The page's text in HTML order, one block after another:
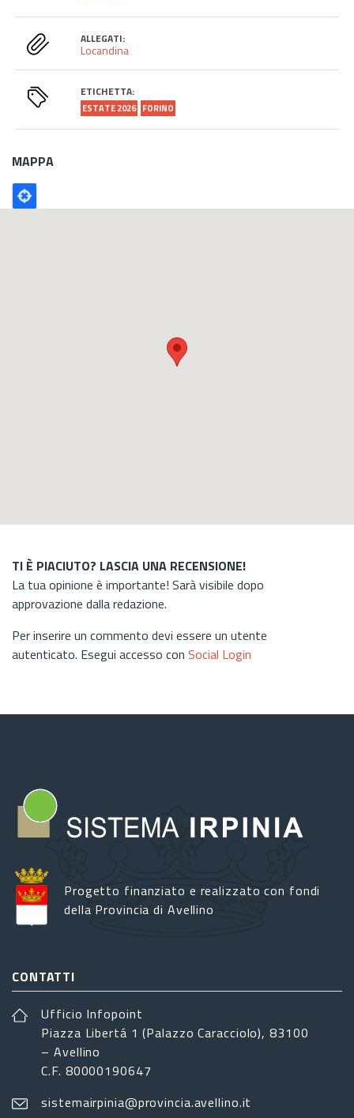
ALLEGATI:
Locandina
ETICHETTA:
ESTATE 2026 FORINO
MAPPA
Poligono
GEO
TI È PIACIUTO? LASCIA UNA RECENSIONE!
La tua opinione è importante! Sarà visibile dopo
approvazione dalla redazione.
Per inserire un commento devi essere un utente
autenticato. Esegui accesso con Social Login
Progetto finanziato e realizzato con fondi
della Provincia di Avellino
CONTATTI
Ufficio Infopoint
Piazza Libertá 1 (Palazzo Caracciolo), 83100
– Avellino
C.F. 80000190647
sistemairpinia@provincia.avellino.it